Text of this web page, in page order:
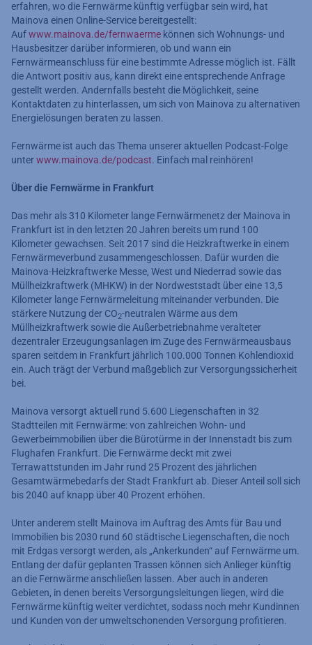
erfahren, wo die Fernwärme künftig verfügbar sein wird, hat
Mainova einen Online-Service bereitgestellt:
Aufwww.mainova.de/fernwaerme können sich Wohnungs- und
Hausbesitzer darüber informieren, ob und wann ein
Fernwärmeanschluss für eine bestimmte Adresse möglich ist. Fällt
die Antwort positiv aus, kann direkt eine entsprechende Anfrage
gestellt werden. Andernfalls besteht die Möglichkeit, seine
Kontaktdaten zu hinterlassen, um sich von Mainova zu alternativen
Energielösungen beraten zu lassen.
Fernwärme ist auch das Thema unserer aktuellen Podcast-Folge
unterwww.mainova.de/podcast. Einfach mal reinhören!
Über die Fernwärme in Frankfurt
Das mehr als 310 Kilometer lange Fernwärmenetz der Mainova in
Frankfurt ist in den letzten 20 Jahren bereits um rund 100
Kilometer gewachsen. Seit 2017 sind die Heizkraftwerke in einem
Fernwärmeverbund zusammengeschlossen. Dafür wurden die
Mainova-Heizkraftwerke Messe, West und Niederrad sowie das
Müllheizkraftwerk (MHKW) in der Nordweststadt über eine 13,5
Kilometer lange Fernwärmeleitung miteinander verbunden. Die
stärkere Nutzung der CO2-neutralen Wärme aus dem
Müllheizkraftwerk sowie die Außerbetriebnahme veralteter
dezentraler Erzeugungsanlagen im Zuge des Fernwärmeausbaus
sparen seitdem in Frankfurt jährlich 100.000 Tonnen Kohlendioxid
ein. Auch trägt der Verbund maßgeblich zur Versorgungssicherheit
bei.
Mainova versorgt aktuell rund 5.600 Liegenschaften in 32
Stadtteilen mit Fernwärme: von zahlreichen Wohn- und
Gewerbeimmobilien über die Bürotürme in der Innenstadt bis zum
Flughafen Frankfurt. Die Fernwärme deckt mit zwei
Terrawattstunden im Jahr rund 25 Prozent des jährlichen
Gesamtwärmebedarfs der Stadt Frankfurt ab. Dieser Anteil soll sich
bis 2040 auf knapp über 40 Prozent erhöhen.
Unter anderem stellt Mainova im Auftrag des Amts für Bau und
Immobilien bis 2030 rund 60 städtische Liegenschaften, die noch
mit Erdgas versorgt werden, als „Ankerkunden“ auf Fernwärme um.
Entlang der dafür geplanten Trassen können sich Anlieger künftig
an die Fernwärme anschließen lassen. Aber auch in anderen
Gebieten, in denen bereits Versorgungsleitungen liegen, wird die
Fernwärme künftig weiter verdichtet, sodass noch mehr Kundinnen
und Kunden von der umweltschonenden Versorgung proﬁtieren.